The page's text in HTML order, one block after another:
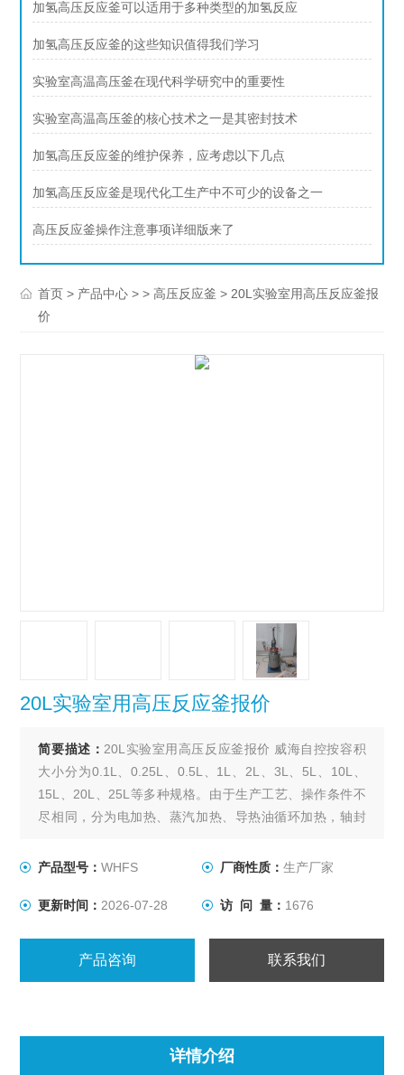
加氢高压反应釜可以适用于多种类型的加氢反应
加氢高压反应釜的这些知识值得我们学习
实验室高温高压釜在现代科学研究中的重要性
实验室高温高压釜的核心技术之一是其密封技术
加氢高压反应釜的维护保养，应考虑以下几点
加氢高压反应釜是现代化工生产中不可少的设备之一
高压反应釜操作注意事项详细版来了
首页 > 产品中心 > >高压反应釜 > 20L实验室用高压反应釜报
价
20L实验室用高压反应釜报价
简要描述： 20L实验室用高压反应釜报价 威海自控按容积
大小分为0.1L、0.25L、0.5L、1L、2L、3L、5L、10L、
15L、20L、25L等多种规格。由于生产工艺、操作条件不
尽相同，分为电加热、蒸汽加热、导热油循环加热，轴封
式、自吸式、框式。其他要求可根据用户要求设计、制
产品型号：WHFS 厂商性质： 生产厂家
更新时间： 2026-07-28 访 问 量： 1676
产品咨询 联系我们
详情介绍